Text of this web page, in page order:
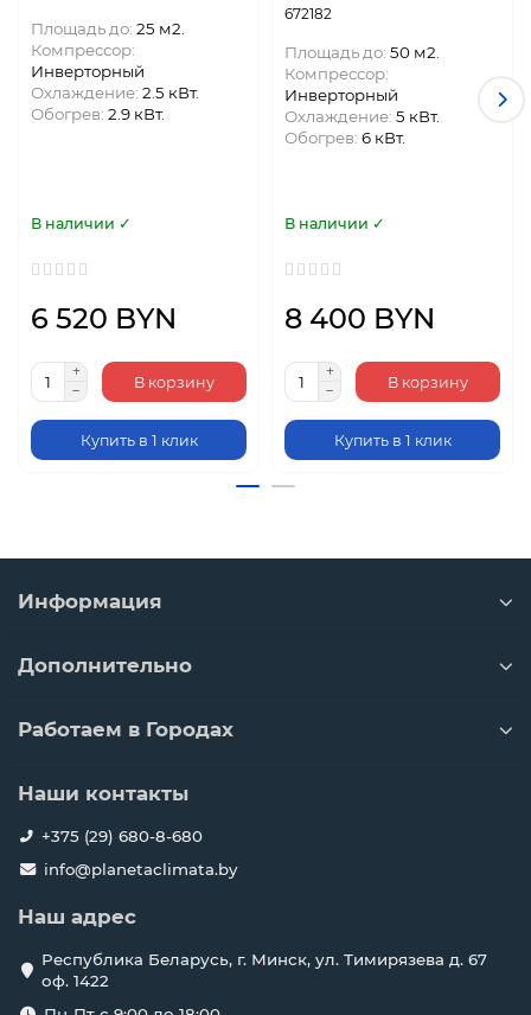
Площадь до: 25 м2.
Компрессор:
Инверторный
Охлаждение: 2.5 кВт.
Обогрев: 2.9 кВт.
В наличии ✓
6 520 BYN
В корзину
Купить в 1 клик
672182
Площадь до: 50 м2.
Компрессор:
Инверторный
Охлаждение: 5 кВт.
Обогрев: 6 кВт.
В наличии ✓
8 400 BYN
В корзину
Купить в 1 клик
Информация
Дополнительно
Работаем в Городах
Наши контакты
+375 (29) 680-8-680
info@planetaclimata.by
Наш адрес
Республика Беларусь, г. Минск, ул. Тимирязева д. 67
оф. 1422